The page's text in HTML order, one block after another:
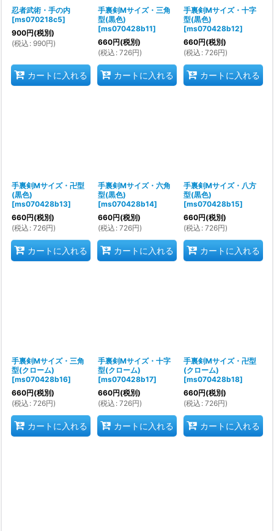
忍者武術・手の内
[ms070218c5]
900円(税別)
(税込 : 990円)
カートに入れる
手裏剣Mサイズ・三角
型(黒色)
[ms070428b11]
660円(税別)
(税込 : 726円)
カートに入れる
手裏剣Mサイズ・十字
型(黒色)
[ms070428b12]
660円(税別)
(税込 : 726円)
カートに入れる
手裏剣Mサイズ・卍型
(黒色)
[ms070428b13]
660円(税別)
(税込 : 726円)
カートに入れる
手裏剣Mサイズ・六角
型(黒色)
[ms070428b14]
660円(税別)
(税込 : 726円)
カートに入れる
手裏剣Mサイズ・八方
型(黒色)
[ms070428b15]
660円(税別)
(税込 : 726円)
カートに入れる
手裏剣Mサイズ・三角
型(クローム)
[ms070428b16]
660円(税別)
(税込 : 726円)
カートに入れる
手裏剣Mサイズ・十字
型(クローム)
[ms070428b17]
660円(税別)
(税込 : 726円)
カートに入れる
手裏剣Mサイズ・卍型
(クローム)
[ms070428b18]
660円(税別)
(税込 : 726円)
カートに入れる